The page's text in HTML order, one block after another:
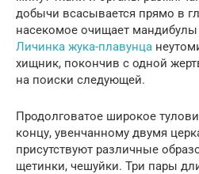
добычи всасывается прямо в
насекомое очищает
Личинка жука-плавунца
хищник, покончив с одной
на поиски следующей.
Продолговатое широкое
концу, увенчанному двумя
присутствуют различные
щетинки, чешуйки. Три пары